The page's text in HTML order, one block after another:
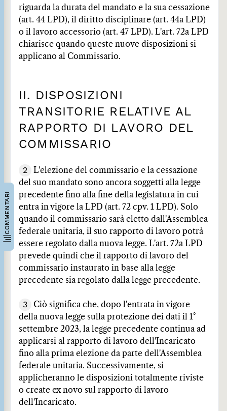
COMMENTARI
riguarda la durata del mandato e la sua cessazione
(art. 44 LPD), il diritto disciplinare (art. 44a LPD)
o il lavoro accessorio (art. 47 LPD). L'art. 72a LPD
chiarisce quando queste nuove disposizioni si
applicano al Commissario.
II. DISPOSIZIONI
TRANSITORIE RELATIVE AL
RAPPORTO DI LAVORO DEL
COMMISSARIO
2
L'elezione del commissario e la cessazione
del suo mandato sono ancora soggetti alla legge
precedente fino alla fine della legislatura in cui
entra in vigore la LPD (art. 72 cpv. 1 LPD). Solo
quando il commissario sarà eletto dall'Assemblea
federale unitaria, il suo rapporto di lavoro potrà
essere regolato dalla nuova legge. L'art. 72a LPD
prevede quindi che il rapporto di lavoro del
commissario instaurato in base alla legge
precedente sia regolato dalla legge precedente.
3
Ciò significa che, dopo l'entrata in vigore
della nuova legge sulla protezione dei dati il 1°
settembre 2023, la legge precedente continua ad
applicarsi al rapporto di lavoro dell'Incaricato
fino alla prima elezione da parte dell'Assemblea
federale unitaria. Successivamente, si
applicheranno le disposizioni totalmente riviste
o create ex novo sul rapporto di lavoro
dell'Incaricato.